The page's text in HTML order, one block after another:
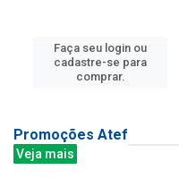
Faça seu login ou
cadastre-se para
comprar.
Promoções Atef
Veja mais